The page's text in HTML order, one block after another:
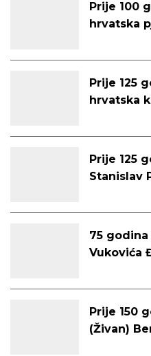
Prije 100
hrvatska
Subotica,
Prije 125
hrvatska
1900. –
Prije 125
Stanislav
književnik
75
Vukovića
14. 2.
Prije 150
(Živan)